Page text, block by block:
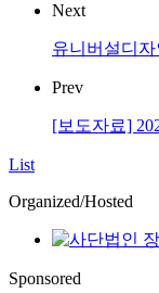
Next
유니버설디
Prev
[보도자료]
List
Organized/Hosted
Sponsored